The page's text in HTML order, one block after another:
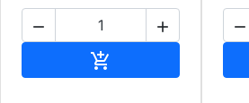
 

